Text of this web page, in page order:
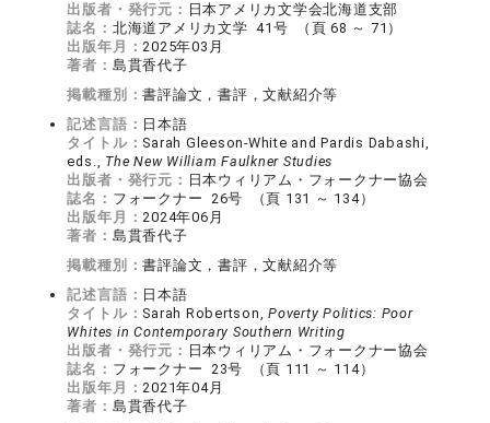
出版者・発行元： 日本アメリカ文学会北海道支部
誌名： 北海道アメリカ文学 41号 （頁 68 ～ 71）
出版年月：2025年03月
著者： 島貫香代子
掲載種別：書評論文，書評，文献紹介等
記述言語： 日本語
タイトル： Sarah Gleeson-White and Pardis Dabashi,
eds., The New William Faulkner Studies
出版者・発行元： 日本ウィリアム・フォークナー協会
誌名： フォークナー 26号 （頁 131 ～ 134）
出版年月：2024年06月
著者： 島貫香代子
掲載種別：書評論文，書評，文献紹介等
記述言語： 日本語
タイトル： Sarah Robertson,Poverty Politics: Poor
Whites in Contemporary Southern Writing
出版者・発行元： 日本ウィリアム・フォークナー協会
誌名： フォークナー 23号 （頁 111 ～ 114）
出版年月：2021年04月
著者： 島貫香代子